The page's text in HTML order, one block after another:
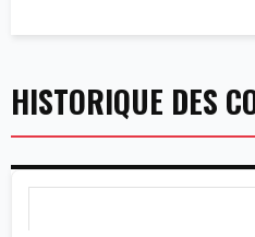
HISTORIQUE DES